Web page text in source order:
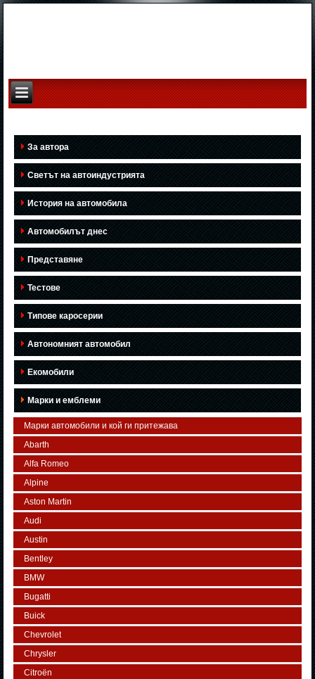
За автора
Светът на автоиндустрията
История на автомобила
Автомобилът днес
Представяне
Тестове
Типове каросерии
Автономният автомобил
Екомобили
Марки и емблеми
Марки автомобили и кой ги притежава
Abarth
Alfa Romeo
Alpine
Aston Martin
Audi
Austin
Bentley
BMW
Bugatti
Buick
Chevrolet
Chrysler
Citroën